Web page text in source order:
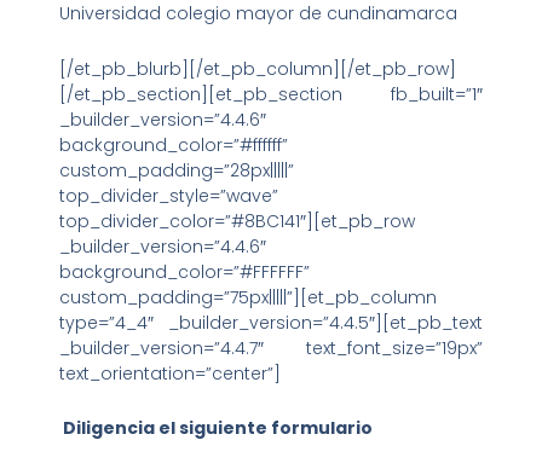
Universidad colegio mayor de cundinamarca
[/et_pb_blurb][/et_pb_column][/et_pb_row]
[/et_pb_section][et_pb_section fb_built=”1″
_builder_version=”4.4.6″
background_color=”#ffffff”
custom_padding=”28px|||||”
top_divider_style=”wave”
top_divider_color=”#8BC141″][et_pb_row
_builder_version=”4.4.6″
background_color=”#FFFFFF”
custom_padding=”75px|||||”][et_pb_column
type=”4_4″ _builder_version=”4.4.5″][et_pb_text
_builder_version=”4.4.7″ text_font_size=”19px”
text_orientation=”center”]
Diligencia el siguiente formulario